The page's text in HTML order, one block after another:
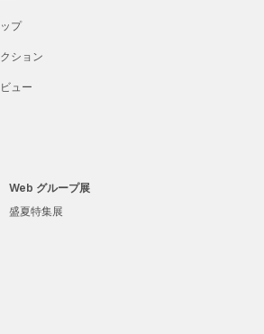
プ
ション
ュー
Web グループ展
盛夏特集展